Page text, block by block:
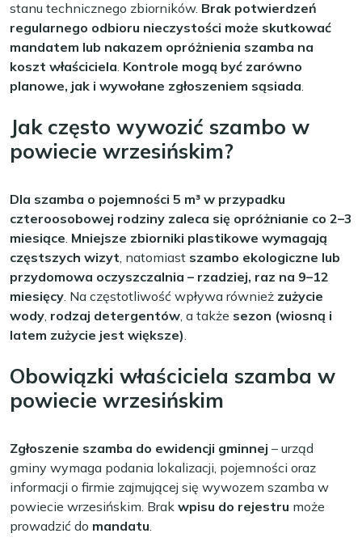
stanu technicznego zbiorników. Brak potwierdzeń
regularnego odbioru nieczystości może skutkować
mandatem lub nakazem opróżnienia szamba na
koszt właściciela. Kontrole mogą być zarówno
planowe, jak i wywołane zgłoszeniem sąsiada.
Jak często wywozić szambo w
powiecie wrzesińskim?
Dla szamba o pojemności 5 m³ w przypadku
czteroosobowej rodziny zaleca się opróżnianie co 2–3
miesiące. Mniejsze zbiorniki plastikowe wymagają
częstszych wizyt, natomiast szambo ekologiczne lub
przydomowa oczyszczalnia – rzadziej, raz na 9–12
miesięcy. Na częstotliwość wpływa również zużycie
wody, rodzaj detergentów, a także sezon (wiosną i
latem zużycie jest większe).
Obowiązki właściciela szamba w
powiecie wrzesińskim
Zgłoszenie szamba do ewidencji gminnej – urząd
gminy wymaga podania lokalizacji, pojemności oraz
informacji o firmie zajmującej się wywozem szamba w
powiecie wrzesińskim. Brak wpisu do rejestru może
prowadzić do mandatu.